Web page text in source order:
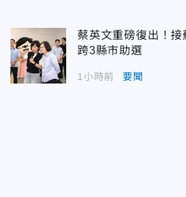
蔡英文重磅復出！
跨3縣市助選
1小時前 要聞